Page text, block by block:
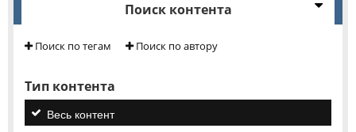
Поиск контента
Поиск по тегам Поиск по автору
Тип контента
Весь контент